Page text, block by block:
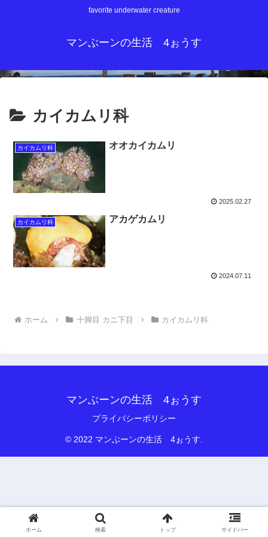
favorite underwater creature
マンぶーンの生活 4ぉうす
カイカムリ科
カイカムリ科 オオカイカムリ
2025.02.27
カイカムリ科 アカゲカムリ
2024.07.11
ホーム 十脚目 カニ下目 カイカムリ科
マンぶーンの生活 4ぉうす
プライバシーポリシー
© 2022 マンぶーンの生活 4ぉうす.
ホーム 検索 トップ サイドバー